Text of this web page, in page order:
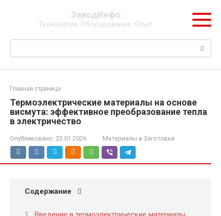
ЗаводИнфо
Технологии. Оборудование. Опыт.
Поиск:
Главная страница
Термоэлектрические материалы на основе
висмута: эффективное преобразование тепла
в электричество
Опубликовано: 23.01.2026 Материалы и Заготовки
Содержание